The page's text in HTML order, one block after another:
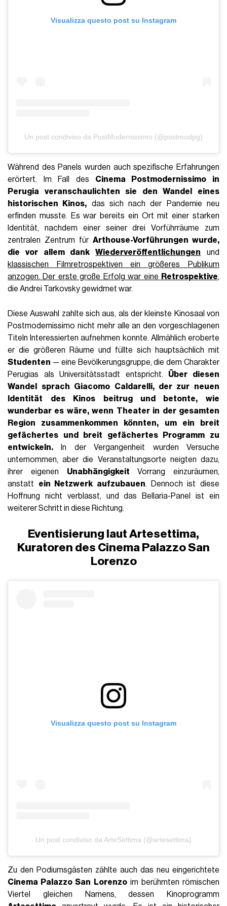
Visualizza questo post su Instagram
Un post condiviso da PostModernissimo (@postmodpg)
Während des Panels wurden auch spezifische Erfahrungen
erörtert. Im Fall des Cinema Postmodernissimo in
Perugia veranschaulichten sie den Wandel eines
historischen Kinos, das sich nach der Pandemie neu
erfinden musste. Es war bereits ein Ort mit einer starken
Identität, nachdem einer seiner drei Vorführräume zum
zentralen Zentrum für Arthouse-Vorführungen wurde,
die vor allem dankWiederveröffentlichungen und
klassischen Filmretrospektiven ein größeres Publikum
anzogen. Der erste große Erfolg war eine Retrospektive,
die Andrei Tarkovsky gewidmet war.
Diese Auswahl zahlte sich aus, als der kleinste Kinosaal von
Postmodernissimo nicht mehr alle an den vorgeschlagenen
Titeln Interessierten aufnehmen konnte. Allmählich eroberte
er die größeren Räume und füllte sich hauptsächlich mit
Studenten — eine Bevölkerungsgruppe, die dem Charakter
Perugias als Universitätsstadt entspricht. Über diesen
Wandel sprach Giacomo Caldarelli, der zur neuen
Identität des Kinos beitrug und betonte, wie
wunderbar es wäre, wenn Theater in der gesamten
Region zusammenkommen könnten, um ein breit
gefächertes und breit gefächertes Programm zu
entwickeln. In der Vergangenheit wurden Versuche
unternommen, aber die Veranstaltungsorte neigten dazu,
ihrer eigenen Unabhängigkeit Vorrang einzuräumen,
anstatt ein Netzwerk aufzubauen. Dennoch ist diese
Hoffnung nicht verblasst, und das Bellaria-Panel ist ein
weiterer Schritt in diese Richtung.
Eventisierung laut Artesettima,
Kuratoren des Cinema Palazzo San
Lorenzo
Visualizza questo post su Instagram
Un post condiviso da ArteSettima (@artesettima)
Zu den Podiumsgästen zählte auch das neu eingerichtete
Cinema Palazzo San Lorenzoim berühmten römischen
Viertel gleichen Namens, dessen Kinoprogramm